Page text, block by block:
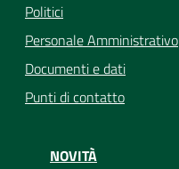
Politici
Personale Amministrativo
Documenti e dati
Punti di contatto
NOVITÀ